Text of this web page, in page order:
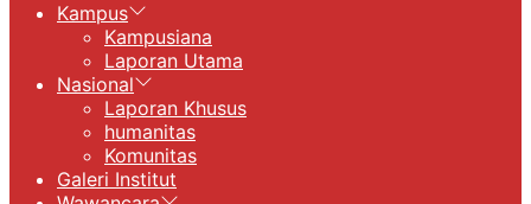
Kampus
Kampusiana
Laporan Utama
Nasional
Laporan Khusus
humanitas
Komunitas
Galeri Institut